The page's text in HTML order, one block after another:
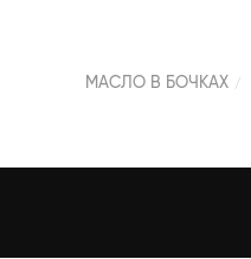
МАСЛО В БОЧКАХ